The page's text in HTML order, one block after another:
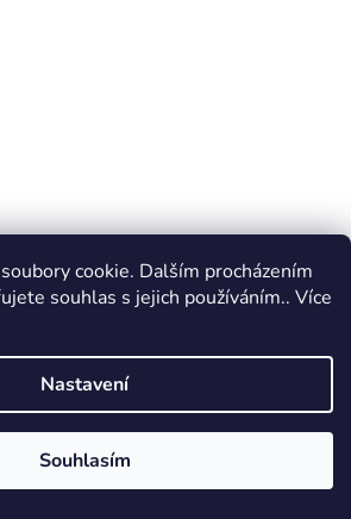
cookie. Dalším procházením
souhlas s jejich používáním.. Více
Nastavení
Souhlasím